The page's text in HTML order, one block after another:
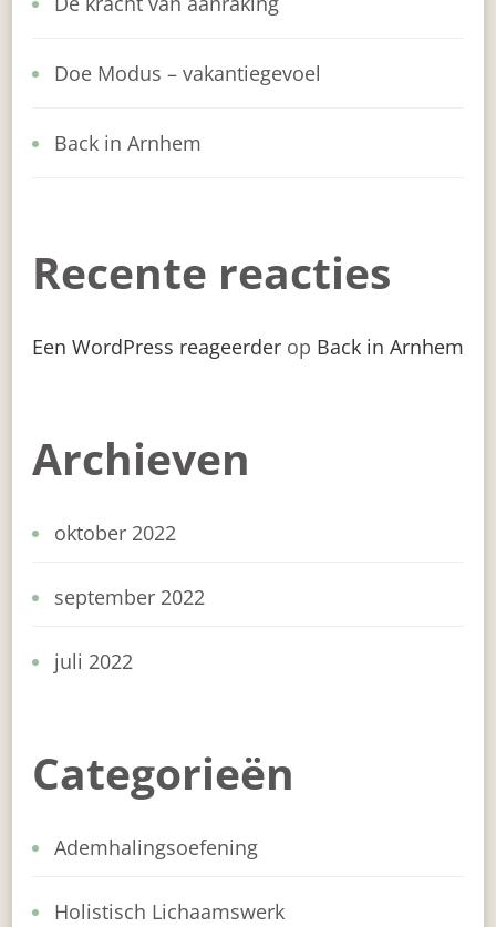
Doe Modus – vakantiegevoel
Back in Arnhem
Recente reacties
Een WordPress reageerder op Back in Arnhem
Archieven
oktober 2022
september 2022
juli 2022
Categorieën
Ademhalingsoefening
Holistisch Lichaamswerk